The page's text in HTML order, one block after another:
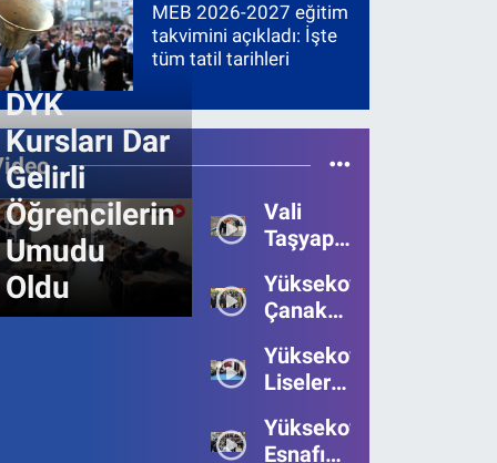
MEB 2026-2027 eğitim
takvimini açıkladı: İşte
tüm tatil tarihleri
DYK
Kursları Dar
Gelirli
Öğrencilerin
Umudu
Oldu
Vali
Taşyapan,
Bölgesinde
İncelemelerde
Bulundu
Yüksekova’da
Çanakkale
111.Yılı
Kutlandı
Yüksekova’da
Liseler
Bilgi
Yüksekova
Esnafı